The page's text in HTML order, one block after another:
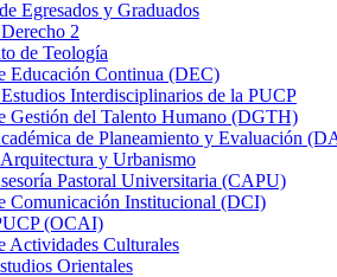
Egresados y Graduados
2
de Teología
Educación Continua (DEC)
Interdisciplinarios de la PUCP
Gestión del Talento Humano (DGTH)
de Planeamiento y Evaluación
y Urbanismo
Pastoral Universitaria (CAPU)
Comunicación Institucional (DCI)
(OCAI)
Actividades Culturales
Orientales